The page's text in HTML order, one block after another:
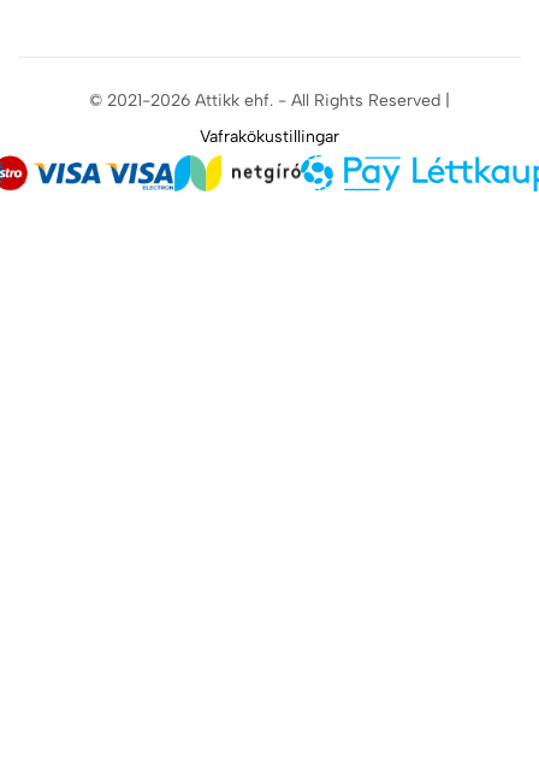
© 2021-2026 Attikk ehf. - All Rights Reserved |
Vafrakökustillingar